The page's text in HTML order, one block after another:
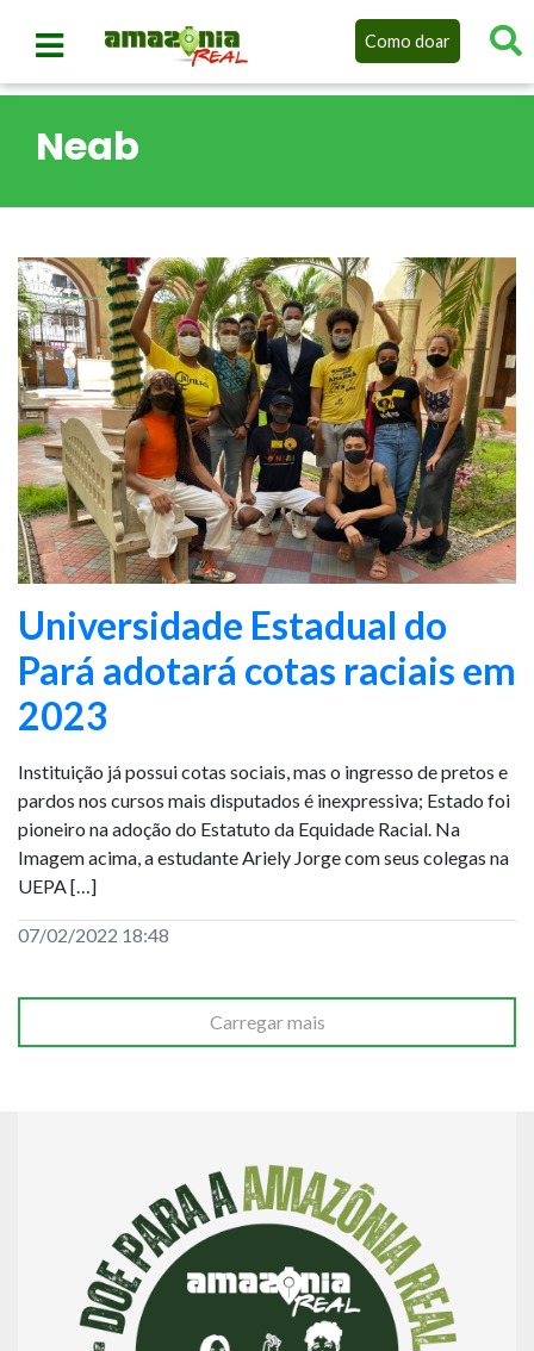
Como doar
Neab
Universidade Estadual do
Pará adotará cotas raciais em
2023
Instituição já possui cotas sociais, mas o ingresso de pretos e
pardos nos cursos mais disputados é inexpressiva; Estado foi
pioneiro na adoção do Estatuto da Equidade Racial. Na
Imagem acima, a estudante Ariely Jorge com seus colegas na
UEPA […]
07/02/2022 18:48
Carregar mais